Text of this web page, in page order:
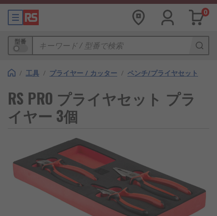
0
型番
/ 工具 / プライヤー / カッター / ペンチ/プライヤセット
RS PRO プライヤセット プラ
イヤー 3個